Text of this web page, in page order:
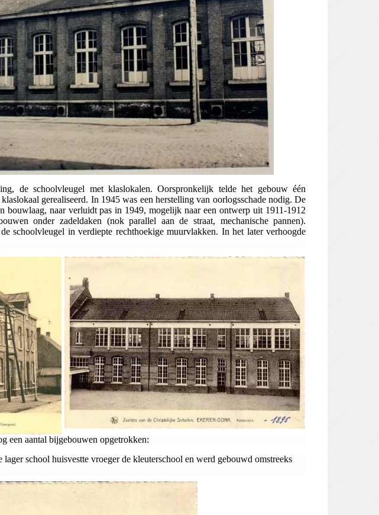
de schoolvleugel met klaslokalen. Oorspronkelijk telde het gebouw één
gerealiseerd. In 1945 was een herstelling van oorlogsschade nodig. De
bouwlaag, naar verluidt pas in 1949, mogelijk naar een ontwerp uit 1911-1912
onder zadeldaken (nok parallel aan de straat, mechanische pannen).
schoolvleugel in verdiepte rechthoekige muurvlakken. In het later verhoogde
een aantal bijgebouwen opgetrokken:
school huisvestte vroeger de kleuterschool en werd gebouwd omstreeks